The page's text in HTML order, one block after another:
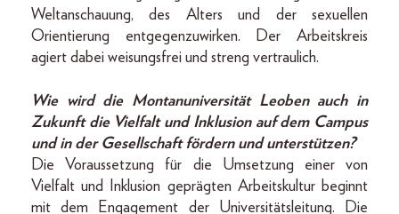
Weltanschauung, des Alters und der sexuellen
Orientierung entgegenzuwirken. Der Arbeitskreis
agiert dabei weisungsfrei und streng vertraulich.
Wie wird die Montanuniversität Leoben auch in
Zukunft die Vielfalt und Inklusion auf dem Campus
und in der Gesellschaft fördern und unterstützen?
Die Voraussetzung für die Umsetzung einer von
Vielfalt und Inklusion geprägten Arbeitskultur beginnt
mit dem Engagement der Universitätsleitung. Die